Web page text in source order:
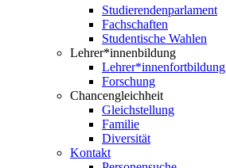
Studierendenparlament
Fachschaften
Studentische Wahlen
Lehrer*innenbildung
Lehrer*innenfortbildung
Forschung
Chancengleichheit
Gleichstellung
Familie
Diversität
Kontakt